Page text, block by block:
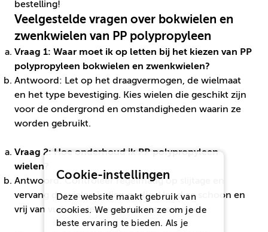
bestelling!
Veelgestelde vragen over bokwielen en
zwenkwielen van PP polypropyleen
Vraag 1: Waar moet ik op letten bij het kiezen van PP
polypropyleen bokwielen en zwenkwielen?
Antwoord: Let op het draagvermogen, de wielmaat
en het type bevestiging. Kies wielen die geschikt zijn
voor de ondergrond en omstandigheden waarin ze
worden gebruikt.
Vraag 2: Hoe onderhoud ik PP polypropyleen
wielen?
Antwoord: Controleer regelmatig op slijtage en
vervang de wielen indien nodig. Houd ze schoon en
vrij van vuil om de levensduur te verlengen.
Cookie-instellingen
Deze website maakt gebruik van
cookies. We gebruiken ze om je de
beste ervaring te bieden. Als je